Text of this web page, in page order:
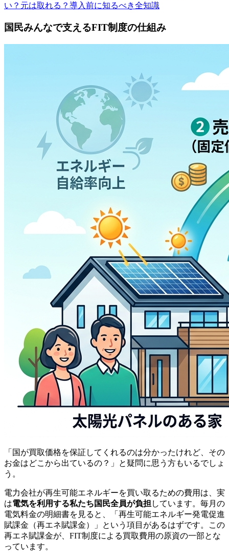
い？元は取れる？導入前に知るべき全知識
国民みんなで支えるFIT制度の仕組み
「国が買取価格を保証してくれるのは分かったけれど、その
お金はどこから出ているの？」と疑問に思う方もいるでしょ
う。
電力会社が再生可能エネルギーを買い取るための費用は、実
は電気を利用する私たち国民全員が負担 しています。毎月の
電気料金の明細書を見ると、「再生可能エネルギー発電促進
賦課金（再エネ賦課金）」という項目があるはずです。この
再エネ賦課金が、FIT制度による買取費用の原資の一部とな
っています。